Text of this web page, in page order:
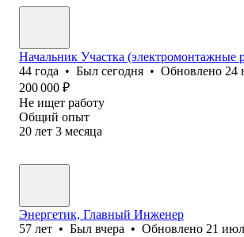
Начальник Участка (электромонтажные
44 года • Был сегодня • Обновлено 24
200 000 ₽
Не ищет работу
Общий опыт
20 лет 3 месяца
Энергетик, Главный Инженер
57 лет • Был вчера • Обновлено 21